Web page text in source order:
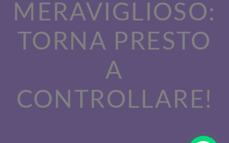
MERAVIGLIOSO:
TORNA PRESTO
A
CONTROLLARE!